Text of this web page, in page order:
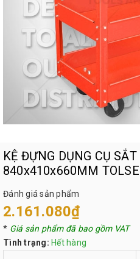
KỆ ĐỰNG DỤNG CỤ
840x410x660MM
Đánh giá sản phẩm
2.161.080₫
* Giá sản phẩm đã bao gồm VAT
Tình trạng: Hết hàng